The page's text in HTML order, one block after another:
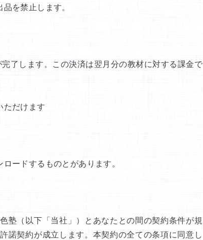
を禁止します。
了します。この決済は翌月分の教材に対する課金で
ただけます
ードするものとがあります。
塾（以下「当社」）とあなたとの間の契約条件が規
諾契約が成立します。本契約の全ての条項に同意し